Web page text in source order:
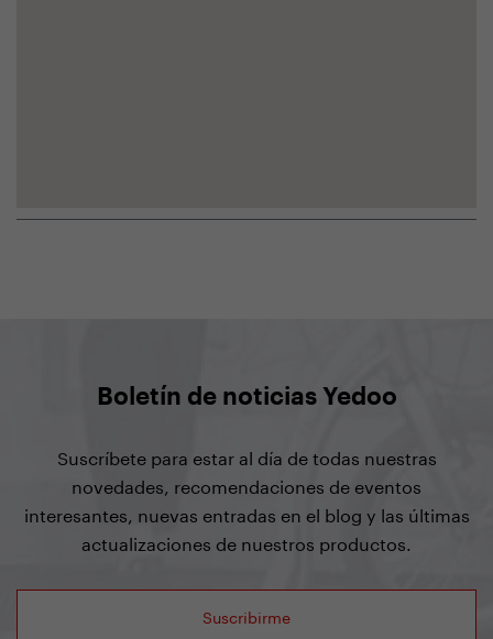
Boletín de noticias Yedoo
Suscríbete para estar al día de todas nuestras
novedades, recomendaciones de eventos
interesantes, nuevas entradas en el blog y las últimas
actualizaciones de nuestros productos.
Suscribirme